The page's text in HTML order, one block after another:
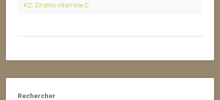
K2 Zinzino vitamine D
Rechercher